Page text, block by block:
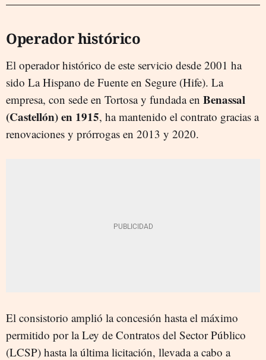
Operador histórico
El operador histórico de este servicio desde 2001 ha
sido La Hispano de Fuente en Segure (Hife). La
empresa, con sede en Tortosa y fundada en Benassal
(Castellón) en 1915, ha mantenido el contrato gracias a
renovaciones y prórrogas en 2013 y 2020.
El consistorio amplió la concesión hasta el máximo
permitido por la Ley de Contratos del Sector Público
(LCSP) hasta la última licitación, llevada a cabo a